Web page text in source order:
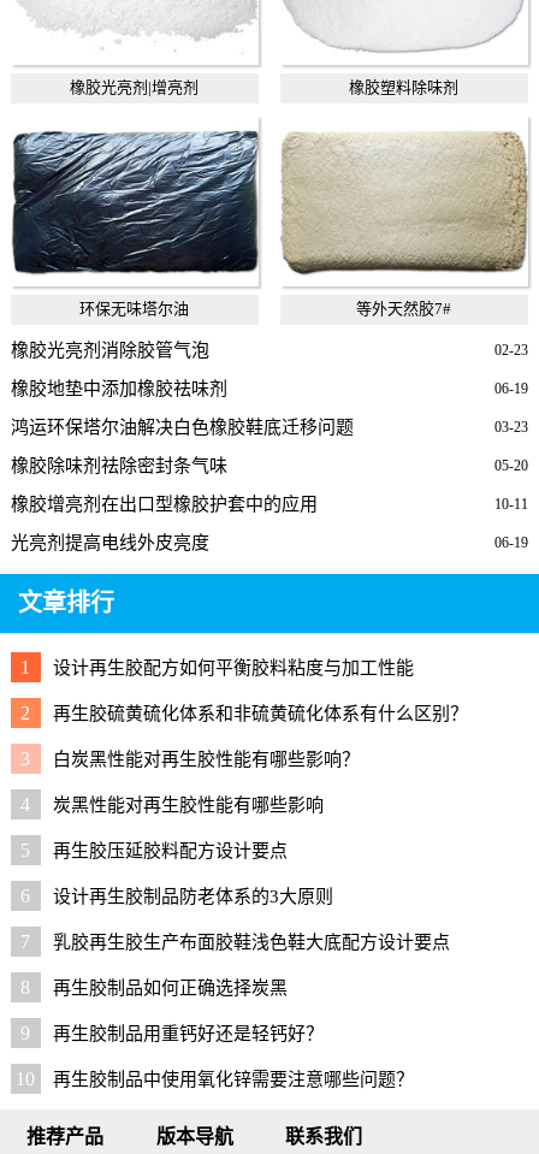
橡胶光亮剂|增亮剂 橡胶塑料除味剂
环保无味塔尔油 等外天然胶7#
02-23
橡胶光亮剂消除胶管气泡
06-19
橡胶地垫中添加橡胶祛味剂
03-23
鸿运环保塔尔油解决白色橡胶鞋底迁移问题
05-20
橡胶除味剂祛除密封条气味
10-11
橡胶增亮剂在出口型橡胶护套中的应用
06-19
光亮剂提高电线外皮亮度
文章排行
1 设计再生胶配方如何平衡胶料粘度与加工性能
2 再生胶硫黄硫化体系和非硫黄硫化体系有什么区别？
3 白炭黑性能对再生胶性能有哪些影响？
4 炭黑性能对再生胶性能有哪些影响
5 再生胶压延胶料配方设计要点
6 设计再生胶制品防老体系的3大原则
7 乳胶再生胶生产布面胶鞋浅色鞋大底配方设计要点
8 再生胶制品如何正确选择炭黑
9 再生胶制品用重钙好还是轻钙好？
10 再生胶制品中使用氧化锌需要注意哪些问题？
推荐产品 版本导航 联系我们